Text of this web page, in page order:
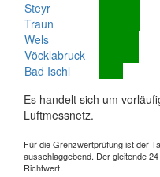
Steyr
Traun
Wels
Vöcklabruck
Bad Ischl
Es handelt sich um
Luftmessnetz.
Für die Grenzwertprüfung ist der
ausschlaggebend. Der gleitende
Richtwert.